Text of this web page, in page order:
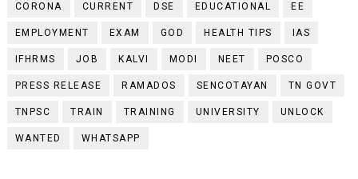
CORONA CURRENT DSE EDUCATIONAL EE
EMPLOYMENT EXAM GOD HEALTH TIPS IAS
IFHRMS JOB KALVI MODI NEET POSCO
PRESS RELEASE RAMADOS SENCOTAYAN TN GOVT
TNPSC TRAIN TRAINING UNIVERSITY UNLOCK
WANTED WHATSAPP